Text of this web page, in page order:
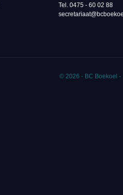
Tel. 0475 - 60 02 88‬
© 2026 - BC Boekoel